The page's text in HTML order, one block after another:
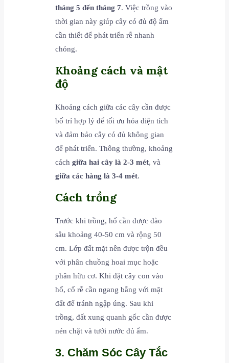
tháng 5 đến tháng 7. Việc trồng vào
thời gian này giúp cây có đủ độ ẩm
cần thiết để phát triển rễ nhanh
chóng.
Khoảng cách và mật
độ
Khoảng cách giữa các cây cần được
bố trí hợp lý để tối ưu hóa diện tích
và đảm bảo cây có đủ không gian
để phát triển. Thông thường, khoảng
cáchgiữa hai cây là 2-3 mét, và
giữa các hàng là 3-4 mét.
Cách trồng
Trước khi trồng, hố cần được đào
sâu khoảng 40-50 cm và rộng 50
cm. Lớp đất mặt nên được trộn đều
với phân chuồng hoai mục hoặc
phân hữu cơ. Khi đặt cây con vào
hố, cổ rễ cần ngang bằng với mặt
đất để tránh ngập úng. Sau khi
trồng, đất xung quanh gốc cần được
nén chặt và tưới nước đủ ẩm.
3. Chăm Sóc Cây Tắc